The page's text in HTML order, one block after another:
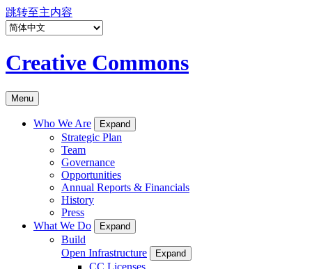
跳转至主内容
Creative Commons
Menu
Who We Are Expand
Strategic Plan
Team
Governance
Opportunities
Annual Reports & Financials
History
Press
What We Do
Expand
Build
Open Infrastructure
Expand
CC Licenses